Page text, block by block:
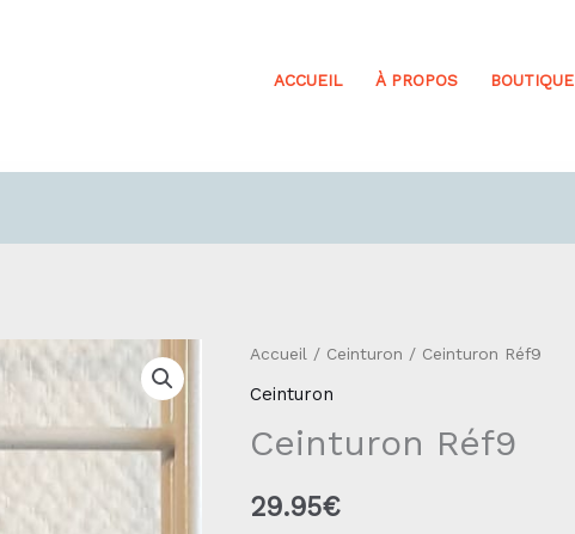
ACCUEIL À PROPOS BOUTIQUE
Accueil / Ceinturon / Ceinturon Réf9
Ceinturon
Ceinturon Réf9
29.95€
quantité
de
Réf9